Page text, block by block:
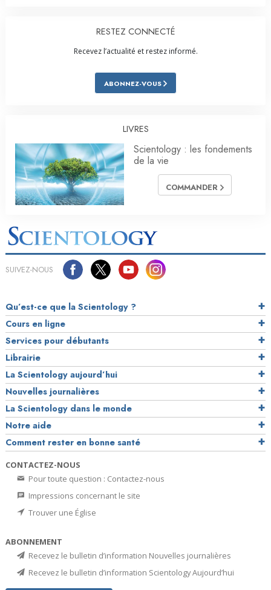
RESTEZ CONNECTÉ
Recevez l’actualité et restez informé.
ABONNEZ-VOUS
LIVRES
Scientology : les fondements
de la vie
COMMANDER
SUIVEZ-NOUS
Qu’est-ce que la Scientology ?
Cours en ligne
Services pour débutants
Librairie
La Scientology aujourd’hui
Nouvelles journalières
La Scientology dans le monde
Notre aide
Comment rester en bonne santé
CONTACTEZ-NOUS
Pour toute question : Contactez-nous
Impressions concernant le site
Trouver une Église
ABONNEMENT
Recevez le bulletin d’information Nouvelles journalières
Recevez le bulletin d’information Scientology Aujourd’hui